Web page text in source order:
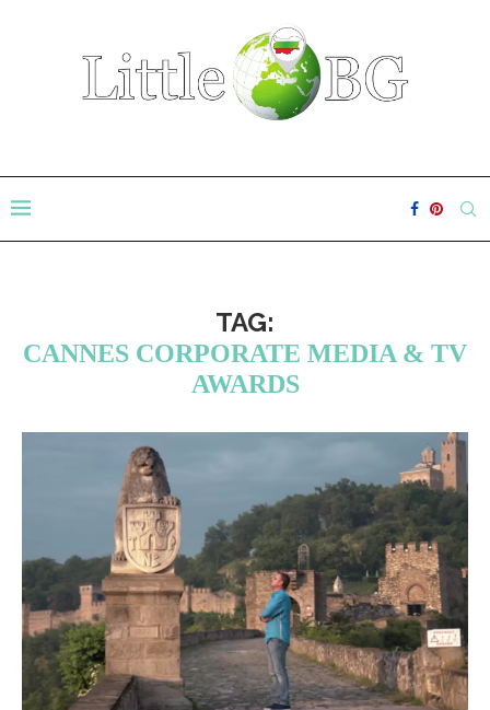
TAG:
CANNES CORPORATE MEDIA & TV
AWARDS